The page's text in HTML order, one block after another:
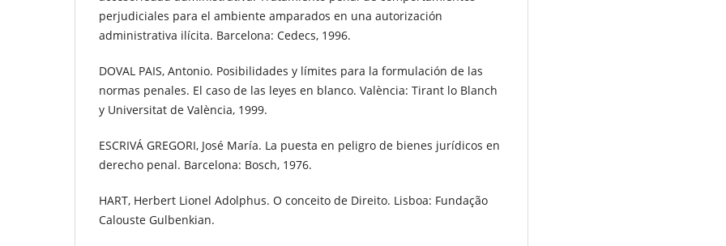
perjudiciales para el ambiente amparados en una autorización
administrativa ilícita. Barcelona: Cedecs, 1996.
DOVAL PAIS, Antonio. Posibilidades y límites para la formulación de las
normas penales. El caso de las leyes en blanco. València: Tirant lo Blanch
y Universitat de València, 1999.
ESCRIVÁ GREGORI, José María. La puesta en peligro de bienes jurídicos en
derecho penal. Barcelona: Bosch, 1976.
HART, Herbert Lionel Adolphus. O conceito de Direito. Lisboa: Fundação
Calouste Gulbenkian.